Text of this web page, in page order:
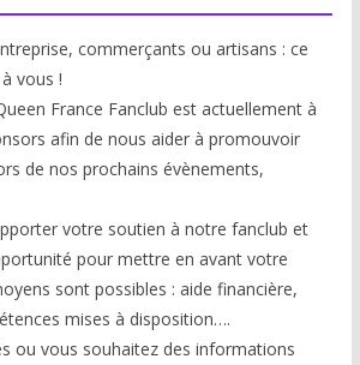
commerçants ou artisans : ce
vous !
France Fanclub est actuellement à
afin de nous aider à promouvoir
de nos prochains évènements,
votre soutien à notre fanclub et
pour mettre en avant votre
sont possibles : aide financière,
mises à disposition….
ou vous souhaitez des informations